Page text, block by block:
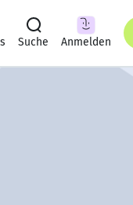
Suche Anmelden